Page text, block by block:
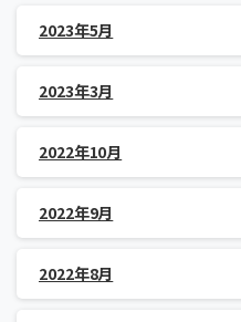
2023年5月
2023年3月
2022年10月
2022年9月
2022年8月